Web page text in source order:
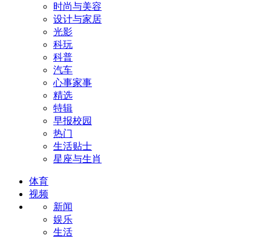
时尚与美容
设计与家居
光影
科玩
科普
汽车
心事家事
精选
特辑
早报校园
热门
生活贴士
星座与生肖
体育
视频
新闻
娱乐
生活